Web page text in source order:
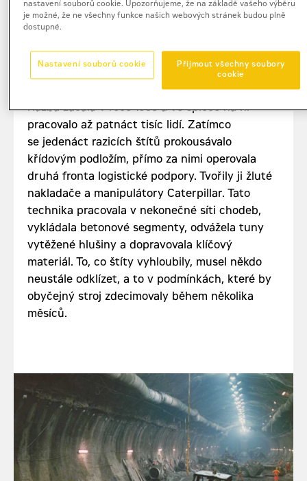
logistický oříšek, který bylo potřeba vyřešit
dříve, než ochromí zbytek týmu.
Bojové podmínky konstrukce
Ražba začala v roce 1988 a ve špičce na ní
pracovalo až patnáct tisíc lidí. Zatímco
se jedenáct razicích štítů prokousávalo
křídovým podložím, přímo za nimi operovala
druhá fronta logistické podpory. Tvořily ji žluté
nakladače a manipulátory Caterpillar. Tato
technika pracovala v nekonečné síti chodeb,
vykládala betonové segmenty, odvážela tuny
vytěžené hlušiny a dopravovala klíčový
materiál. To, co štíty vyhloubily, musel někdo
neustále odklízet, a to v podmínkách, které by
obyčejný stroj zdecimovaly během několika
měsíců.
nastavení souborů cookie. Upozorňujeme, že na základě vašeho výběru
je možné, že ne všechny funkce našich webových stránek budou plně
dostupné.
Přijmout všechny soubory
cookie
Nastavení souborů cookie